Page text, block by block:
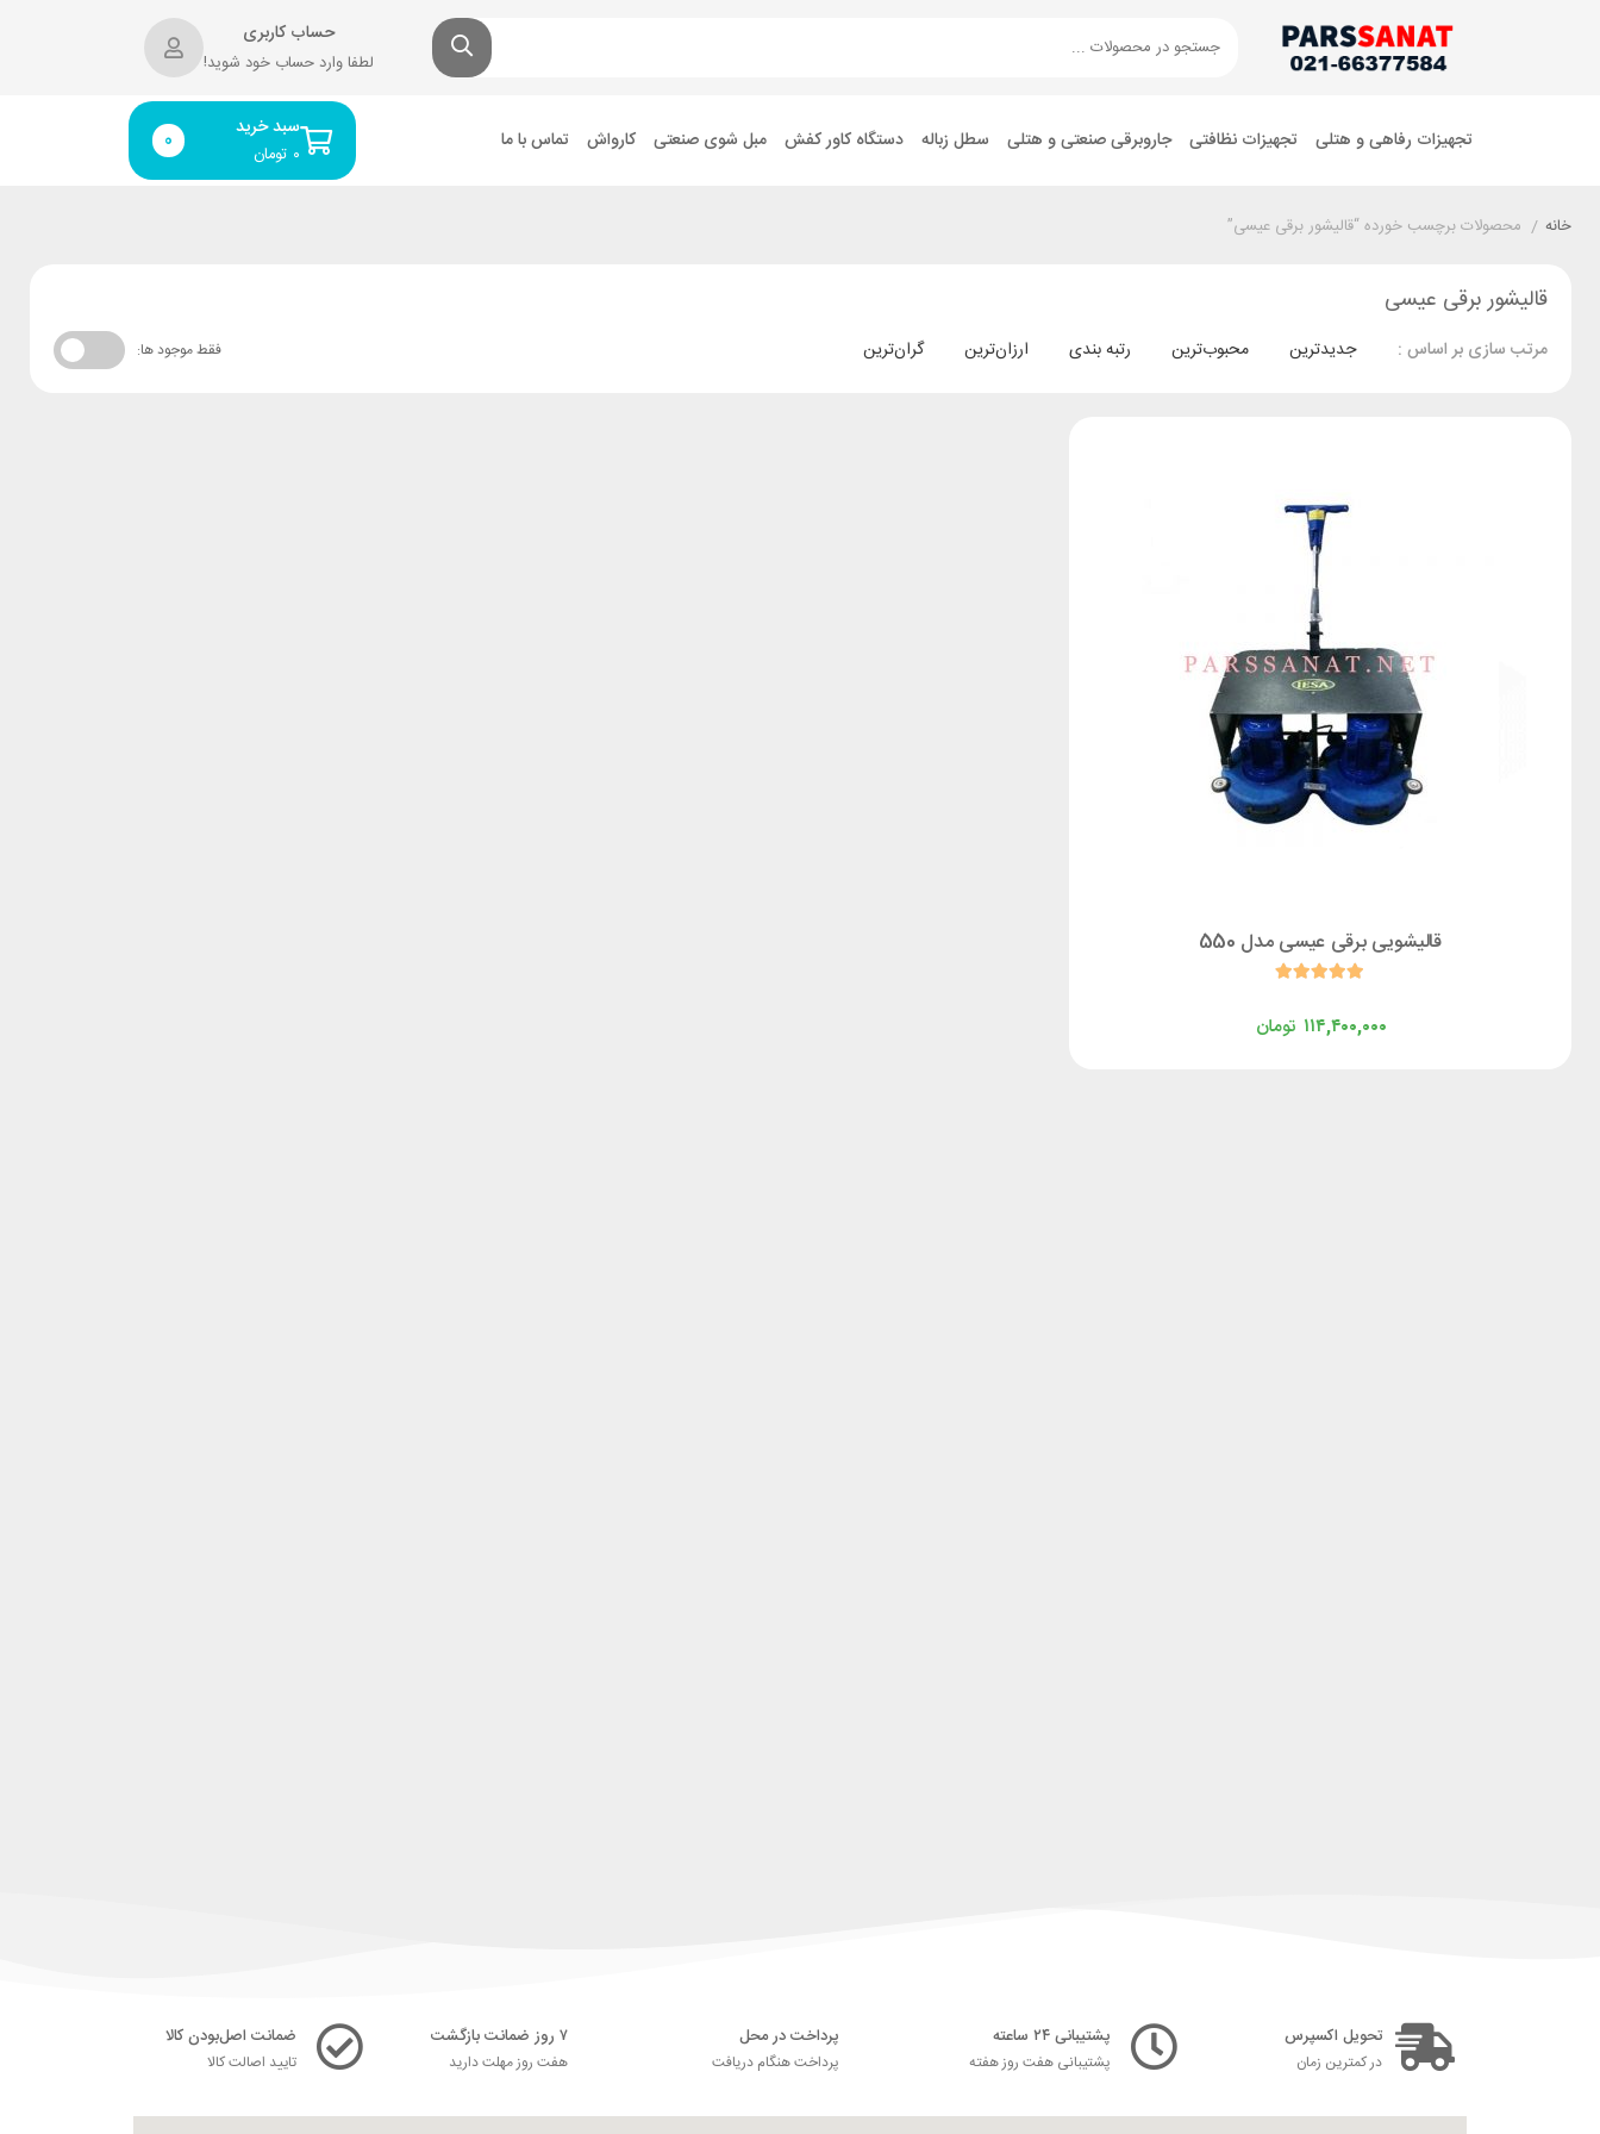
حساب کاربری
لطفا وارد حساب خود شوید!
تجهیزات رفاهی و هتلی تجهیزات نظافتی جاروبرقی صنعتی و هتلی سطل زباله دستگاه کاور کفش مبل شوی صنعتی کارواش تماس با ما سبد خرید
تومان ۰ 0
خانه / محصولات برچسب خورده “قالیشور برقی عیسی”
قالیشور برقی عیسی
مرتب سازی بر اساس : جدیدترین محبوب‌ترین رتبه بندی ارزان‌ترین گران‌ترین فقط موجود ها:
قالیشویی برقی عیسی مدل 550
تومان ۱۱۴,۴۰۰,۰۰۰
تحویل اکسپرس
در کمترین زمان
پشتیبانی ۲۴ ساعته
پشتیبانی هفت روز هفته
پرداخت در محل
پرداخت هنگام دریافت
۷ روز ضمانت بازگشت
هفت روز مهلت دارید
ضمانت اصل‌بودن کالا
تایید اصالت کالا